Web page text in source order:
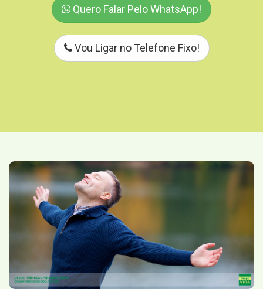
Quero Falar Pelo WhatsApp!
Vou Ligar no Telefone Fixo!